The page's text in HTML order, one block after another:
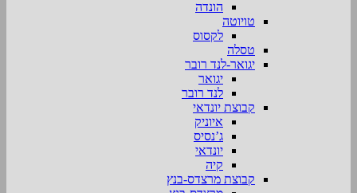
הונדה
טויוטה
לקסוס
טסלה
יגואר-לנד רובר
יגואר
לנד רובר
קבוצת יונדאי
איוניק
ג’נסיס
יונדאי
קיה
קבוצת מרצדס-בנץ